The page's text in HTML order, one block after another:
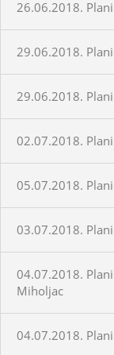
26.06.2018.
29.06.2018.
29.06.2018.
02.07.2018.
05.07.2018.
03.07.2018.
04.07.2018.
Miholjac
04.07.2018.